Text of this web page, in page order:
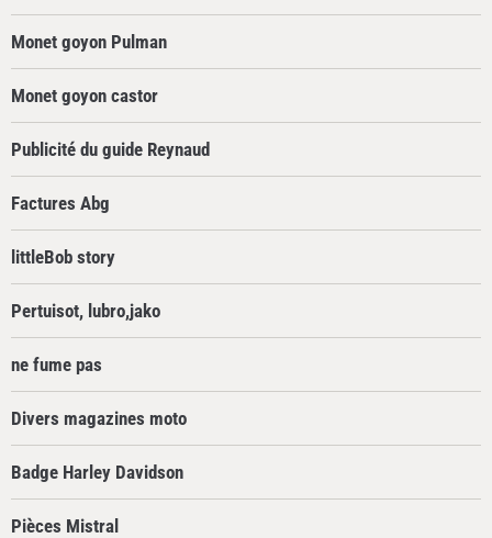
Monet goyon Pulman
Monet goyon castor
Publicité du guide Reynaud
Factures Abg
littleBob story
Pertuisot, lubro,jako
ne fume pas
Divers magazines moto
Badge Harley Davidson
Pièces Mistral